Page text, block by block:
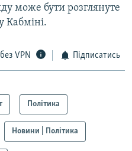
може бути розглянуте
Кабміні.
VPN Підписатись
Політика
Новини | Політика